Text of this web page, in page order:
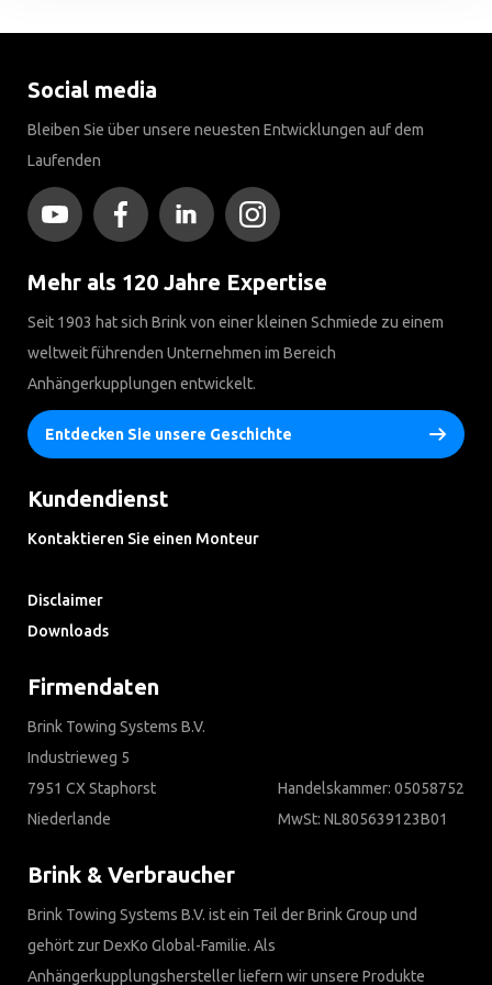
Social media
Bleiben Sie über unsere neuesten Entwicklungen auf dem
Laufenden
Mehr als 120 Jahre Expertise
Seit 1903 hat sich Brink von einer kleinen Schmiede zu einem
weltweit führenden Unternehmen im Bereich
Anhängerkupplungen entwickelt.
Entdecken Sie unsere Geschichte
Kundendienst
Kontaktieren Sie einen Monteur
Disclaimer
Downloads
Firmendaten
Brink Towing Systems B.V.
Industrieweg 5
7951 CX Staphorst
Niederlande
Handelskammer: 05058752
MwSt: NL805639123B01
Brink & Verbraucher
Brink Towing Systems B.V. ist ein Teil der Brink Group und
gehört zur DexKo Global-Familie. Als
Anhängerkupplungshersteller liefern wir unsere Produkte